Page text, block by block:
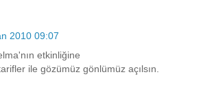
2010 09:07
etkinliğine
ile gözümüz gönlümüz açılsın.